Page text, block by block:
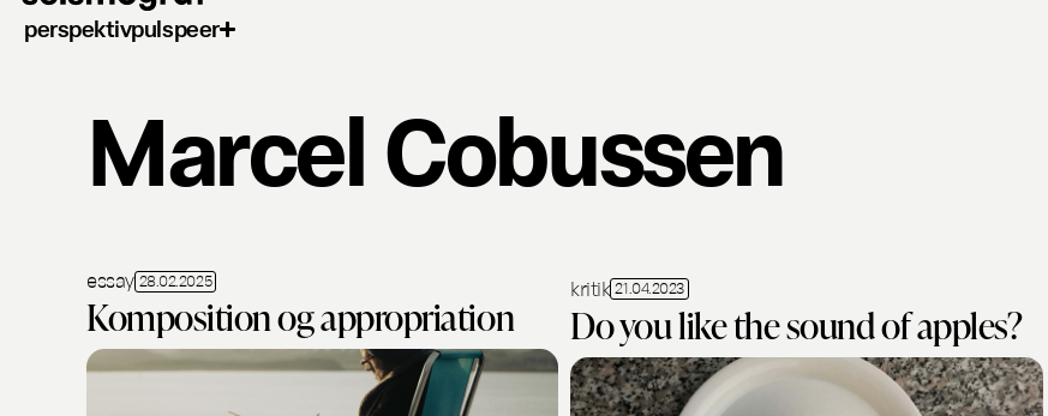
perspektivpulspeer
Marcel Cobussen
essay 28.02.2025
Komposition og appropriation
kritik 21.04.2023
Do you like the sound of apples?